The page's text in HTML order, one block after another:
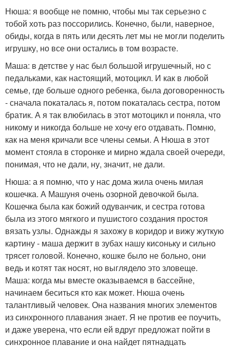
Нюша: я вообще не помню, чтобы мы так серьезно с
тобой хоть раз поссорились. Конечно, были, наверное,
обиды, когда в пять или десять лет мы не могли поделить
игрушку, но все они остались в том возрасте.
Маша: в детстве у нас был большой игрушечный, но с
педальками, как настоящий, мотоцикл. И как в любой
семье, где больше одного ребенка, была договоренность
- сначала покаталась я, потом покаталась сестра, потом
братик. А я так влюбилась в этот мотоцикл и поняла, что
никому и никогда больше не хочу его отдавать. Помню,
как на меня кричали все члены семьи. А Нюша в этот
момент стояла в сторонке и мирно ждала своей очереди,
понимая, что не дали, ну, значит, не дали.
Нюша: а я помню, что у нас дома жила очень милая
кошечка. А Машуня очень озорной девочкой была.
Кошечка была как божий одуванчик, и сестра готова
была из этого мягкого и пушистого создания простоя
вязать узлы. Однажды я захожу в коридор и вижу жуткую
картину - маша держит в зубах нашу кисоньку и сильно
трясет головой. Конечно, кошке было не больно, они
ведь и котят так носят, но выглядело это зловеще.
Маша: когда мы вместе оказываемся в бассейне,
начинаем беситься кто как может. Нюша очень
талантливый человек. Она названия многих элементов
из синхронного плавания знает. Я не против ее поучить,
и даже уверена, что если ей вдруг предложат пойти в
синхронное плавание и она найдет пятнадцать